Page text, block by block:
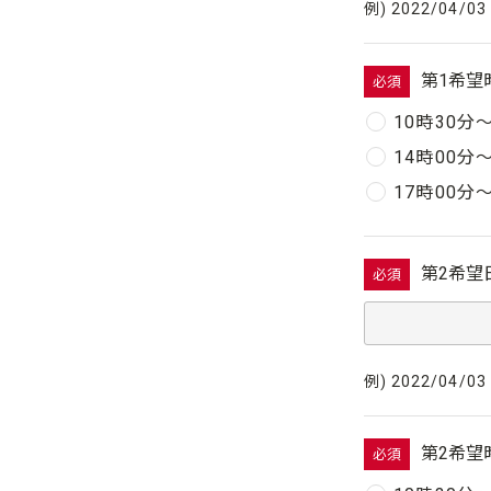
例) 2022/04/03
必須
第1希望
10時30分〜
14時00分〜
17時00分〜
必須 第2希望
例) 2022/04/03
必須
第2希望